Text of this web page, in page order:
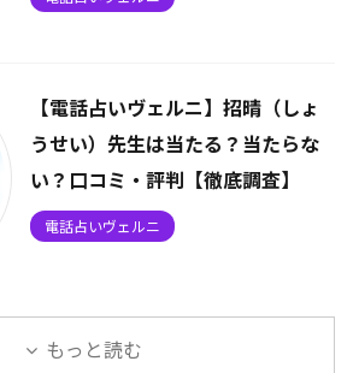
【電話占いヴェルニ】招晴（しょ
うせい）先生は当たる？当たらな
い？口コミ・評判【徹底調査】
電話占いヴェルニ
もっと読む